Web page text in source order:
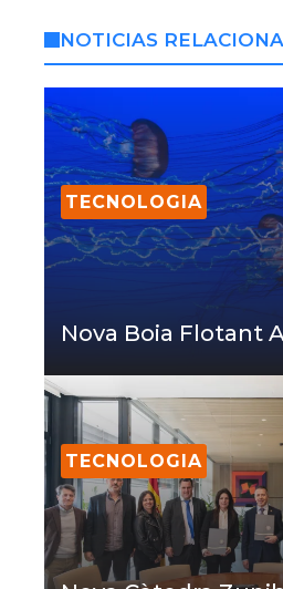
NOTICIAS
TECNOLOGIA
Nova Boia Flotant
TECNOLOGIA